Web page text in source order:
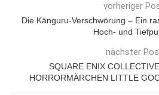
vorheriger
Die Känguru-Verschwörung – Ein
Hoch- und
nächster
SQUARE ENIX
HORRORMÄRCHEN LITTLE